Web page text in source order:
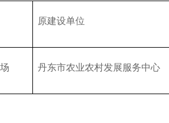
原建设单位
丹东市农业农村发展服务中心